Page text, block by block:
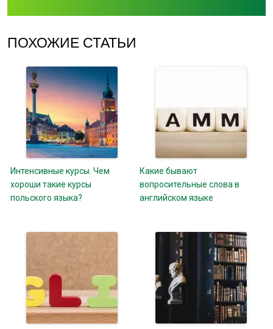
ПОХОЖИЕ СТАТЬИ
Интенсивные курсы. Чем
хороши такие курсы
польского языка?
Какие бывают
вопросительные слова в
английском языке